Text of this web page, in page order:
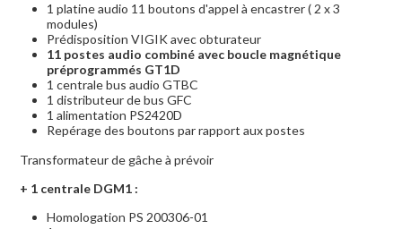
1 platine audio 11 boutons d'appel à encastrer ( 2 x 3
modules)
Prédisposition VIGIK avec obturateur
11 postes audio combiné avec boucle magnétique
préprogrammés GT1D
1 centrale bus audio GTBC
1 distributeur de bus GFC
1 alimentation PS2420D
Repérage des boutons par rapport aux postes
Transformateur de gâche à prévoir
+ 1 centrale DGM1 :
Homologation PS 200306-01